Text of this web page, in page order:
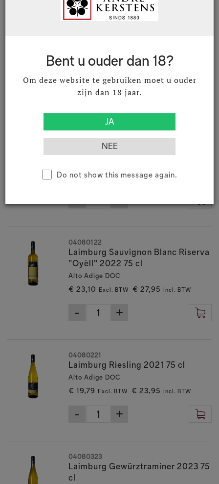
Bent u ouder dan 18?
Om deze website te gebruiken moet u ouder
zijn dan 18 jaar.
Do not show this message again.
€ 17,36 Excl. BTW € 21,01 Incl. BTW
04080022
Laimburg Sauvignon Blanc 2023
€ 17,77 Excl. BTW € 21,50 Incl. BTW
04080023
Laimburg Sauvignon Blanc Riserva
"Oyèll" 2022 75 cl
Alto Adige DOC
€ 23,10 Excl. BTW € 27,95 Incl. BTW
04080122
Laimburg Riesling 2021 75 cl
Alto Adige DOC
€ 19,79 Excl. BTW € 23,95 Incl. BTW
04080221
Laimburg Gewürztraminer 2023 75
cl
04080323